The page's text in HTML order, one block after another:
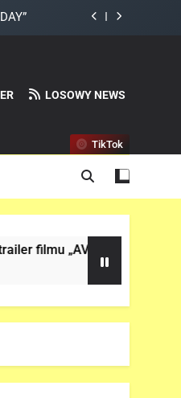
LOSOWY NEWS
TikTok
DOOMSDAY” w sieci!